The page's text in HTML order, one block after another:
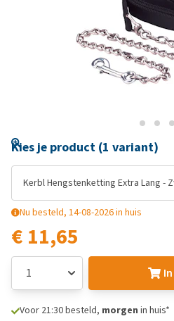
Kies je product (1 variant)
Kerbl Hengstenketting Extra Lang -
Nu besteld, 14-08-2026 in huis
€ 11,65
Voor 21:30 besteld, morgen in huis*